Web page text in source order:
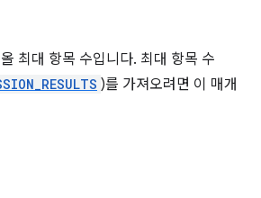
최대 항목 수입니다. 최대 항목 수
)를 가져오려면 이 매개